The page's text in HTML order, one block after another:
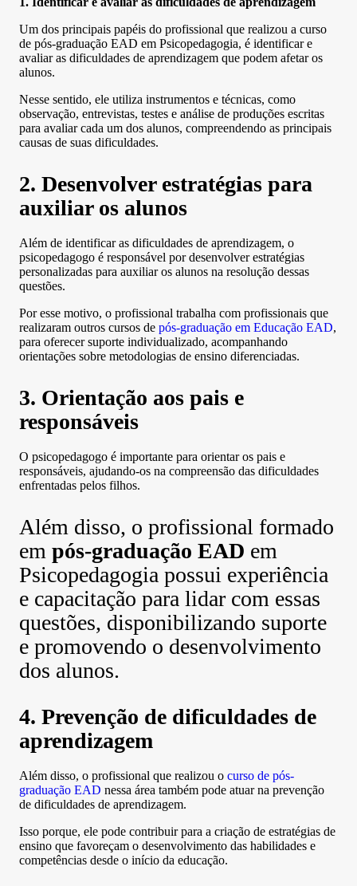
Um dos principais papéis do profissional que realizou a curso
de pós-graduação EAD em Psicopedagogia, é identificar e
avaliar as dificuldades de aprendizagem que podem afetar os
alunos.
Nesse sentido, ele utiliza instrumentos e técnicas, como
observação, entrevistas, testes e análise de produções escritas
para avaliar cada um dos alunos, compreendendo as principais
causas de suas dificuldades.
2. Desenvolver estratégias para
auxiliar os alunos
Além de identificar as dificuldades de aprendizagem, o
psicopedagogo é responsável por desenvolver estratégias
personalizadas para auxiliar os alunos na resolução dessas
questões.
Por esse motivo, o profissional trabalha com profissionais que
realizaram outros cursos de pós-graduação em Educação EAD,
para oferecer suporte individualizado, acompanhando
orientações sobre metodologias de ensino diferenciadas.
3. Orientação aos pais e
responsáveis
O psicopedagogo é importante para orientar os pais e
responsáveis, ajudando-os na compreensão das dificuldades
enfrentadas pelos filhos.
Além disso, o profissional formado
em pós-graduação EAD em
Psicopedagogia possui experiência
e capacitação para lidar com essas
questões, disponibilizando suporte
e promovendo o desenvolvimento
dos alunos.
4. Prevenção de dificuldades de
aprendizagem
Além disso, o profissional que realizou o curso de pós-
graduação EAD nessa área também pode atuar na prevenção
de dificuldades de aprendizagem.
Isso porque, ele pode contribuir para a criação de estratégias de
ensino que favoreçam o desenvolvimento das habilidades e
competências desde o início da educação.